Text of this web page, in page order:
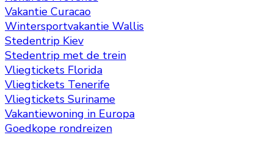
Vakantie Curacao
Wintersportvakantie Wallis
Stedentrip Kiev
Stedentrip met de trein
Vliegtickets Florida
Vliegtickets Tenerife
Vliegtickets Suriname
Vakantiewoning in Europa
Goedkope rondreizen